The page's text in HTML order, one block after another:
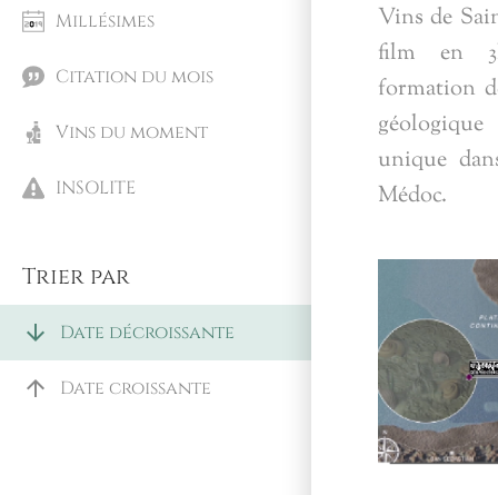
Millésimes
Citation du mois
Vins du moment
INSOLITE
Trier par
arrow_downward Date décroissante
arrow_upward Date croissante
Vins de
film en
formation
unique
Médoc.